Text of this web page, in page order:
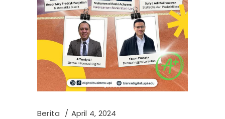
Berita April 4, 2024